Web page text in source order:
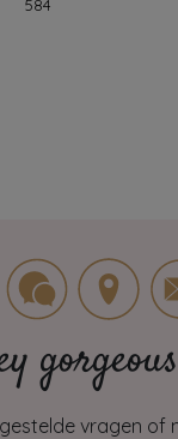
584
gorgeous
vragen